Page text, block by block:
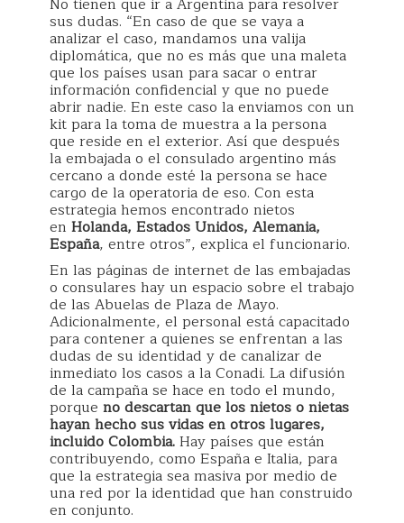
sus dudas. “En caso de que se vaya a
analizar el caso, mandamos una valija
diplomática, que no es más que una maleta
que los países usan para sacar o entrar
información confidencial y que no puede
abrir nadie. En este caso la enviamos con un
kit para la toma de muestra a la persona
que reside en el exterior. Así que después
la embajada o el consulado argentino más
cercano a donde esté la persona se hace
cargo de la operatoria de eso. Con esta
estrategia hemos encontrado nietos
en Holanda, Estados Unidos, Alemania,
España, entre otros”, explica el funcionario.
En las páginas de internet de las embajadas
o consulares hay un espacio sobre el trabajo
de las Abuelas de Plaza de Mayo.
Adicionalmente, el personal está capacitado
para contener a quienes se enfrentan a las
dudas de su identidad y de canalizar de
inmediato los casos a la Conadi. La difusión
de la campaña se hace en todo el mundo,
porque no descartan que los nietos o nietas
hayan hecho sus vidas en otros lugares,
incluido Colombia.Hay países que están
contribuyendo, como España e Italia, para
que la estrategia sea masiva por medio de
una red por la identidad que han construido
en conjunto.